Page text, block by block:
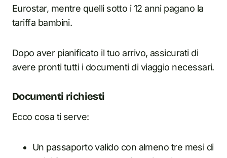
Eurostar, mentre quelli sotto i 12 anni pagano la
tariffa bambini.
Dopo aver pianificato il tuo arrivo, assicurati di
avere pronti tutti i documenti di viaggio necessari.
Documenti richiesti
Ecco cosa ti serve:
Un passaporto valido con almeno tre mesi di